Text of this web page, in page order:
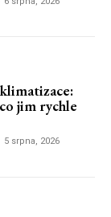
jim rychle
5 srpna, 2026